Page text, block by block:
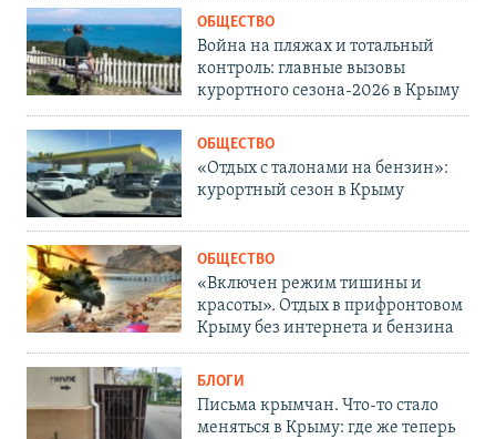
ОБЩЕСТВО
Война на пляжах и тотальный
контроль: главные вызовы
курортного сезона-2026 в Крыму
ОБЩЕСТВО
«Отдых с талонами на бензин»:
курортный сезон в Крыму
ОБЩЕСТВО
«Включен режим тишины и
красоты». Отдых в прифронтовом
Крыму без интернета и бензина
БЛОГИ
Письма крымчан. Что-то стало
меняться в Крыму: где же теперь